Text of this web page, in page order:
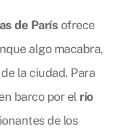
de París ofrece
algo macabra,
de la ciudad. Para
barco por el río
de los